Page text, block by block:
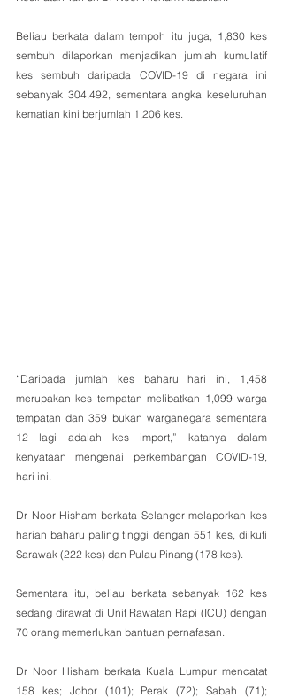
Beliau berkata dalam tempoh itu juga, 1,830 kes
sembuh dilaporkan menjadikan jumlah kumulatif
kes sembuh daripada COVID-19 di negara ini
sebanyak 304,492, sementara angka keseluruhan
kematian kini berjumlah 1,206 kes.
“Daripada jumlah kes baharu hari ini, 1,458
merupakan kes tempatan melibatkan 1,099 warga
tempatan dan 359 bukan warganegara sementara
12 lagi adalah kes import,” katanya dalam
kenyataan mengenai perkembangan COVID-19,
hari ini.
Dr Noor Hisham berkata Selangor melaporkan kes
harian baharu paling tinggi dengan 551 kes, diikuti
Sarawak (222 kes) dan Pulau Pinang (178 kes).
Sementara itu, beliau berkata sebanyak 162 kes
sedang dirawat di Unit Rawatan Rapi (ICU) dengan
70 orang memerlukan bantuan pernafasan.
Dr Noor Hisham berkata Kuala Lumpur mencatat
158 kes; Johor (101); Perak (72); Sabah (71);